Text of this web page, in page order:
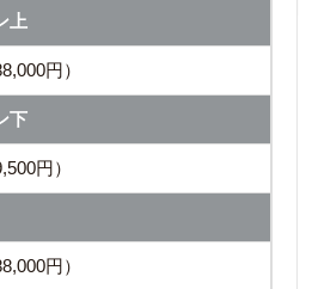
上
円）
下
円）
円）